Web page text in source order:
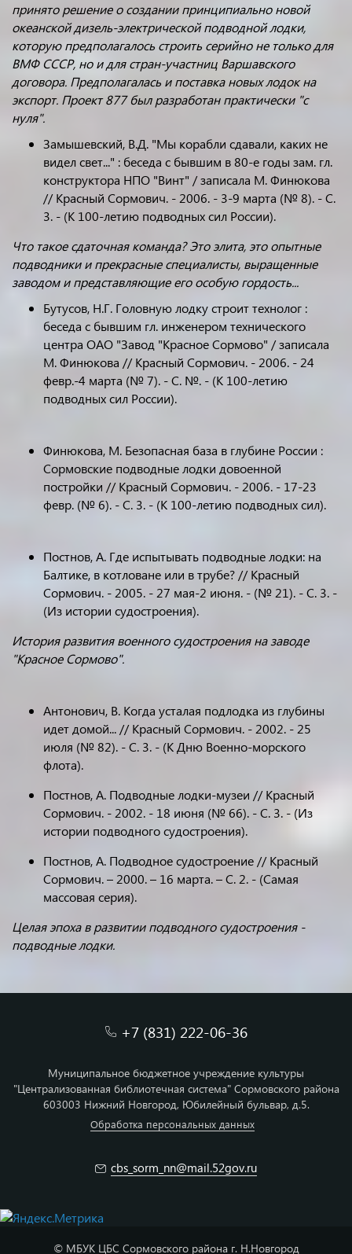
принято решение о создании принципиально новой
океанской дизель-электрической подводной лодки,
которую предполагалось строить серийно не только для
ВМФ СССР, но и для стран-участниц Варшавского
договора. Предполагалась и поставка новых лодок на
экспорт. Проект 877 был разработан практически "с
нуля".
Замышевский, В.Д. "Мы корабли сдавали, каких не
видел свет..." : беседа с бывшим в 80-е годы зам. гл.
конструктора НПО "Винт" / записала М. Финюкова
// Красный Сормович. - 2006. - 3-9 марта (№ 8). - С.
3. - (К 100-летию подводных сил России).
Что такое сдаточная команда? Это элита, это опытные
подводники и прекрасные специалисты, выращенные
заводом и представляющие его особую гордость...
Бутусов, Н.Г. Головную лодку строит технолог :
беседа с бывшим гл. инженером технического
центра ОАО "Завод "Красное Сормово" / записала
М. Финюкова // Красный Сормович. - 2006. - 24
февр.-4 марта (№ 7). - С. №. - (К 100-летию
подводных сил России).
Финюкова, М. Безопасная база в глубине России :
Сормовские подводные лодки довоенной
постройки // Красный Сормович. - 2006. - 17-23
февр. (№ 6). - С. 3. - (К 100-летию подводных сил).
Постнов, А. Где испытывать подводные лодки: на
Балтике, в котловане или в трубе? // Красный
Сормович. - 2005. - 27 мая-2 июня. - (№ 21). - С. 3. -
(Из истории судостроения).
История развития военного судостроения на заводе
"Красное Сормово".
Антонович, В. Когда усталая подлодка из глубины
идет домой... // Красный Сормович. - 2002. - 25
июля (№ 82). - С. 3. - (К Дню Военно-морского
флота).
Постнов, А. Подводные лодки-музеи // Красный
Сормович. - 2002. - 18 июня (№ 66). - С. 3. - (Из
истории подводного судостроения).
Постнов, А. Подводное судостроение // Красный
Сормович. – 2000. – 16 марта. – С. 2. - (Самая
массовая серия).
Целая эпоха в развитии подводного судостроения -
подводные лодки.
+7 (831) 222-06-36
Муниципальное бюджетное учреждение культуры
"Централизованная библиотечная система" Сормовского района
603003 Нижний Новгород, Юбилейный бульвар, д.5.
Обработка персональных данных
cbs_sorm_nn@mail.52gov.ru
© МБУК ЦБС Сормовского района г. Н.Новгород